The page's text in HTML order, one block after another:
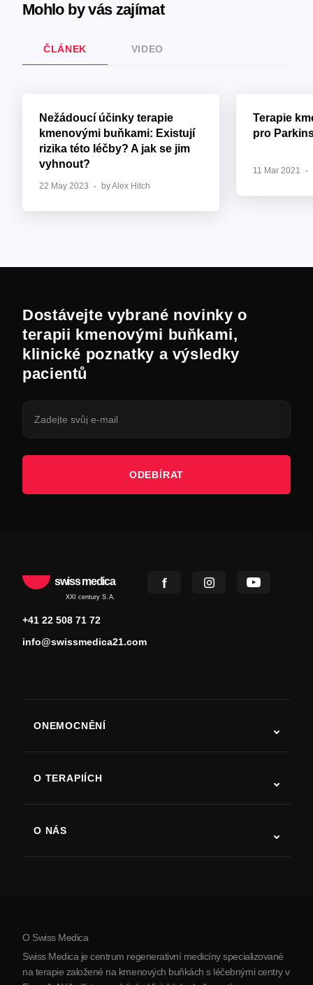
Mohlo by vás zajímat
ČLÁNEK VIDEO
Nežádoucí účinky terapie
kmenovými buňkami: Existují
rizika této léčby? A jak se jim
vyhnout?
22 May 2023 by Alex Hitch
Terapie
pro
11 Mar 2021
Dostávejte vybrané novinky o
terapii kmenovými buňkami,
klinické poznatky a výsledky
pacientů
ODEBÍRAT
swiss medica
XXI century S.A.
+41 22 508 71 72
info@swissmedica21.com
ONEMOCNĚNÍ
Parkinsonova choroba
Artritida
O TERAPIÍCH
O NÁS
O Srbsku
O Swiss Medica
Swiss Medica je centrum regenerativní medicíny specializované
na terapie založené na kmenových buňkách s léčebnými centry v